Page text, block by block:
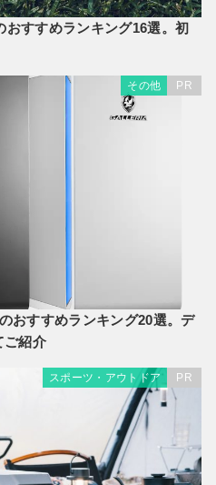
おすすめランキング16選。初
その他 PR
おすすめランキング20選。デ
ご紹介
スポーツ・アウトドア PR